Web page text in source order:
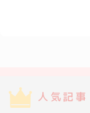
人気記事